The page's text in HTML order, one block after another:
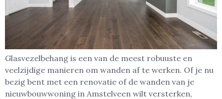
Glasvezelbehang is een van de meest robuuste en
veelzijdige manieren om wanden af te werken. Of je nu
bezig bent met een renovatie of de wanden van je
nieuwbouwwoning in Amstelveen wilt versterken,